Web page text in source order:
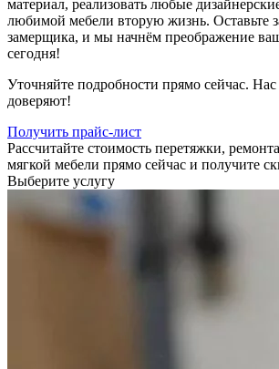
материал, реализовать любые
любимой мебели вторую жизнь. Оставьте
замерщика, и мы начнём преображение
сегодня!
Уточняйте подробности прямо сейчас.
доверяют!
Получить прайс-лист
Рассчитайте стоимость перетяжки,
мягкой мебели прямо сейчас и получите
Выберите услугу